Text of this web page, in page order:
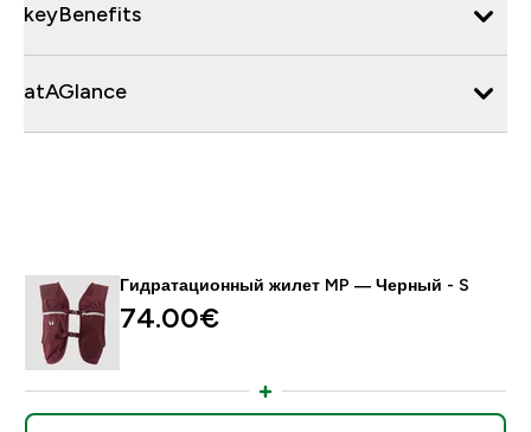
keyBenefits
atAGlance
Гидратационный жилет MP — Черный - S
74.00€‎